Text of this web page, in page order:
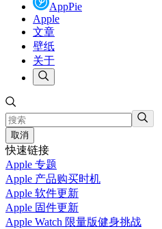
AppPie
Apple
文章
壁纸
关于
取消
快速链接
Apple 专题
Apple 产品购买时机
Apple 软件更新
Apple 固件更新
Apple Watch 限量版健身挑战